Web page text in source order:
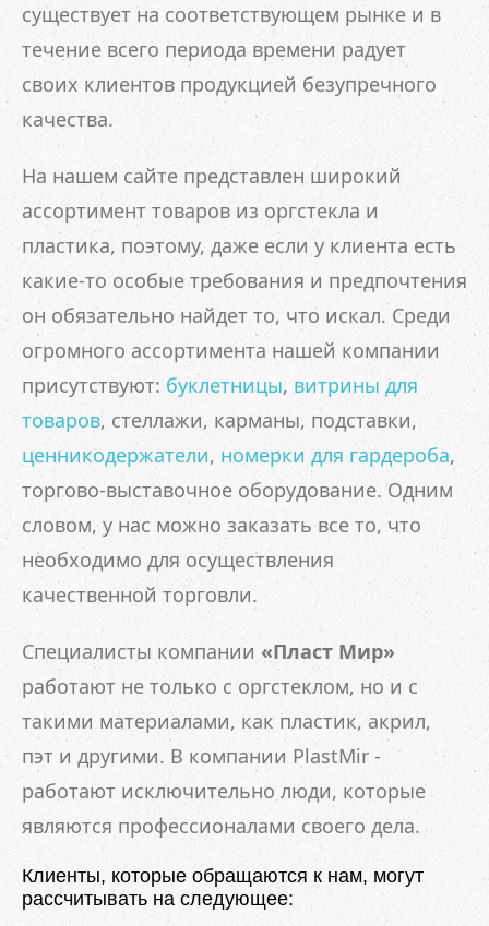
существует на соответствующем рынке и в
течение всего периода времени радует
своих клиентов продукцией безупречного
качества.
На нашем сайте представлен широкий
ассортимент товаров из оргстекла и
пластика, поэтому, даже если у клиента есть
какие-то особые требования и предпочтения
он обязательно найдет то, что искал. Среди
огромного ассортимента нашей компании
присутствуют: буклетницы, витрины для
товаров, стеллажи, карманы, подставки,
ценникодержатели, номерки для гардероба,
торгово-выставочное оборудование. Одним
словом, у нас можно заказать все то, что
необходимо для осуществления
качественной торговли.
Специалисты компании «Пласт Мир»
работают не только с оргстеклом, но и с
такими материалами, как пластик, акрил,
пэт и другими. В компании PlastMir -
работают исключительно люди, которые
являются профессионалами своего дела.
Клиенты, которые обращаются к нам, могут
рассчитывать на следующее: